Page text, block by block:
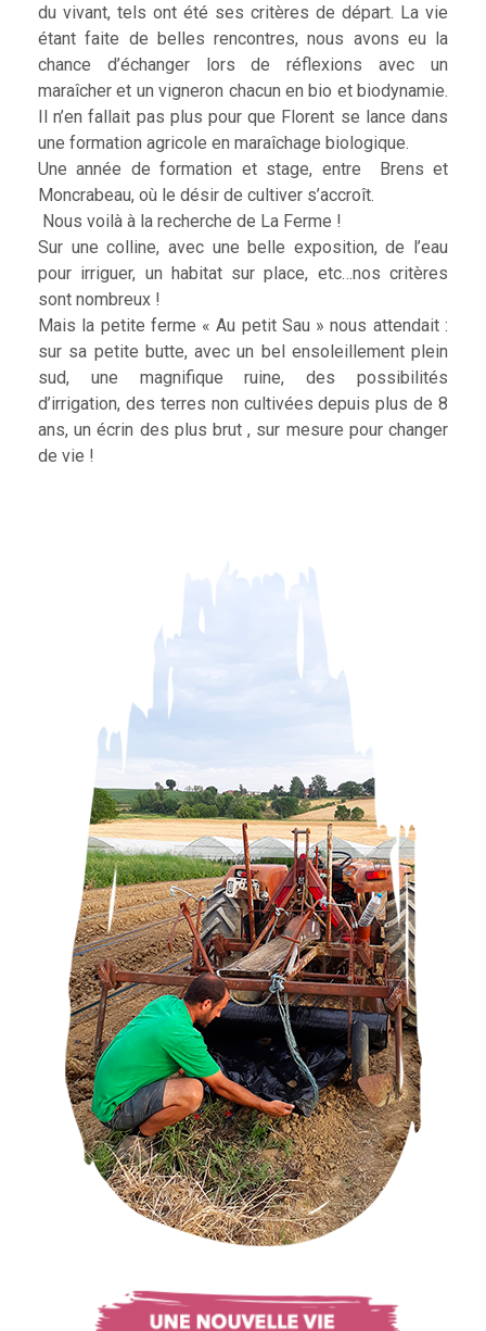
du vivant, tels ont été ses critères de départ. La vie
étant faite de belles rencontres, nous avons eu la
chance d’échanger lors de réflexions avec un
maraîcher et un vigneron chacun en bio et biodynamie.
Il n’en fallait pas plus pour que Florent se lance dans
une formation agricole en maraîchage biologique.
Une année de formation et stage, entre Brens et
Moncrabeau, où le désir de cultiver s’accroît.
Nous voilà à la recherche de La Ferme !
Sur une colline, avec une belle exposition, de l’eau
pour irriguer, un habitat sur place, etc…nos critères
sont nombreux !
Mais la petite ferme « Au petit Sau » nous attendait :
sur sa petite butte, avec un bel ensoleillement plein
sud, une magnifique ruine, des possibilités
d’irrigation, des terres non cultivées depuis plus de 8
ans, un écrin des plus brut , sur mesure pour changer
de vie !